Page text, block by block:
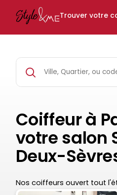
Trouver votre
Coiffeur à
votre salon
Deux-
Nos coiffeurs ouvert tout